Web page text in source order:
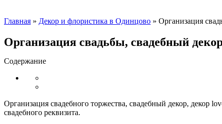
Главная » Декор и флористика в Одинцово » Организация
Организация свадьбы, свадебный
Содержание
Организация свадебного торжества, свадебный декор, декор
свадебного реквизита.